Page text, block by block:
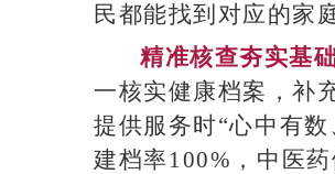
民都能找到对应的家
精准核查夯实基
一核实健康档案，补
提供服务时“心中有
建档率100%，中医